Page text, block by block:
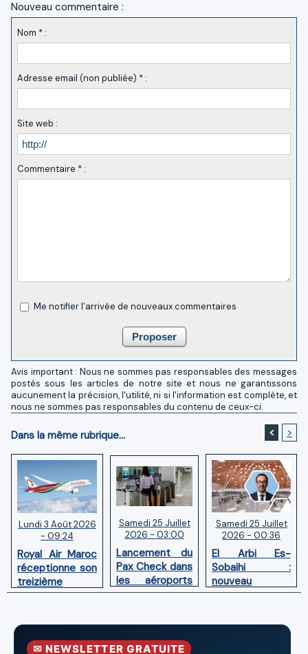
Nouveau commentaire :
Nom * :
Adresse email (non publiée) * :
Site web :
Commentaire * :
Me notifier l'arrivée de nouveaux commentaires
Avis important : Nous ne sommes pas responsables des messages
postés sous les articles de notre site et nous ne garantissons
aucunement la précision, l'utilité, ni si l'information est complète, et
nous ne sommes pas responsables du contenu de ceux-ci.
Dans la même rubrique... < >
Lundi 3 Août 2026
- 09:24
Royal Air Maroc
réceptionne son
treizième
Boeing 787
Samedi 25 Juillet
2026 - 03:00
Lancement du
Pax Check dans
les aéroports
du Maroc
Samedi 25 Juillet
2026 - 00:36
El Arbi Es-
Sobaihi :
nouveau
directeur à la
l’Aéroport
Mohammed V
✉ NEWSLETTER GRATUITE